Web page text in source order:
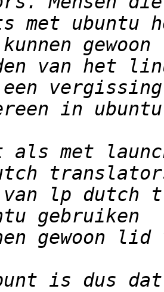
met ubuntu
van het
in
als met
lp dutch
is dus dat